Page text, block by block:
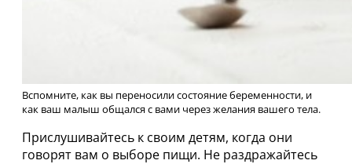
Вспомните, как вы переносили состояние беременности, и
как ваш малыш общался с вами через желания вашего тела.
Прислушивайтесь к своим детям, когда они
говорят вам о выборе пищи. Не раздражайтесь